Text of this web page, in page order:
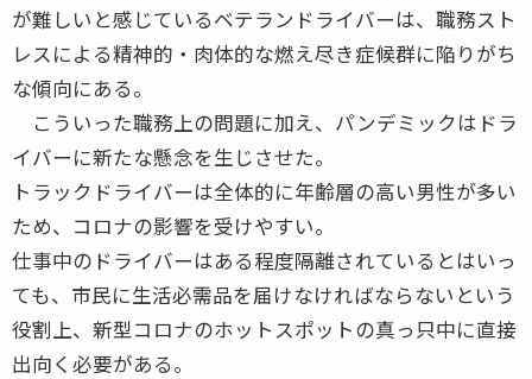
が難しいと感じているベテランドライバーは、職務スト
レスによる精神的・肉体的な燃え尽き症候群に陥りがち
な傾向にある。
こういった職務上の問題に加え、パンデミックはドラ
イバーに新たな懸念を生じさせた。
トラックドライバーは全体的に年齢層の高い男性が多い
ため、コロナの影響を受けやすい。
仕事中のドライバーはある程度隔離されているとはいっ
ても、市民に生活必需品を届けなければならないという
役割上、新型コロナのホットスポットの真っ只中に直接
出向く必要がある。